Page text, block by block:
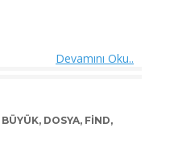
Devamını Oku..
BÜYÜK, DOSYA, FIND,